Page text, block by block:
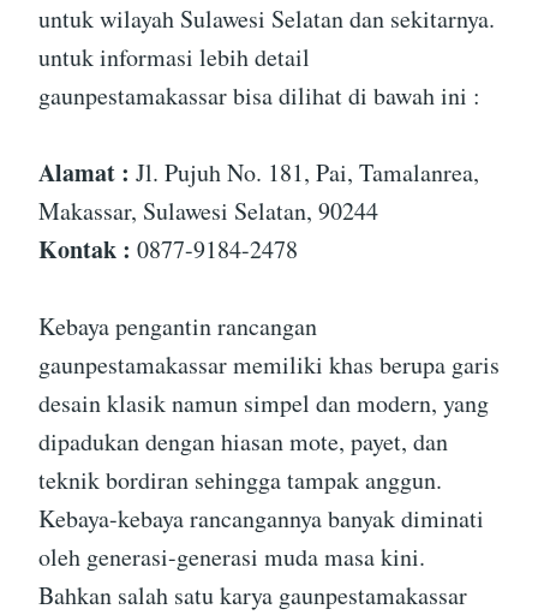
untuk wilayah Sulawesi Selatan dan sekitarnya.
untuk informasi lebih detail
gaunpestamakassar bisa dilihat di bawah ini :
Alamat : Jl. Pujuh No. 181, Pai, Tamalanrea,
Makassar, Sulawesi Selatan, 90244
Kontak : 0877-9184-2478
Kebaya pengantin rancangan
gaunpestamakassar memiliki khas berupa garis
desain klasik namun simpel dan modern, yang
dipadukan dengan hiasan mote, payet, dan
teknik bordiran sehingga tampak anggun.
Kebaya-kebaya rancangannya banyak diminati
oleh generasi-generasi muda masa kini.
Bahkan salah satu karya gaunpestamakassar